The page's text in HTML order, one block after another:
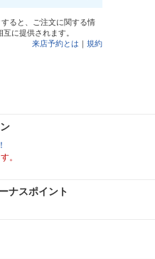
ると、ご注文に関する情
に提供されます。
来店予約とは ｜規約
。
ナスポイント